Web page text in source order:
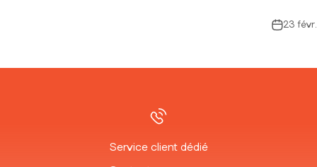
23
Service client dédié